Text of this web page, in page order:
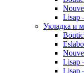
Lisap
Укладка и
Lisap
Lisap